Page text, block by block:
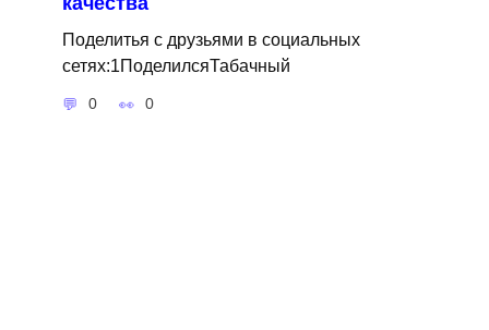
Поделитья с друзьями в социальных
сетях:1ПоделилсяТабачный
0 0